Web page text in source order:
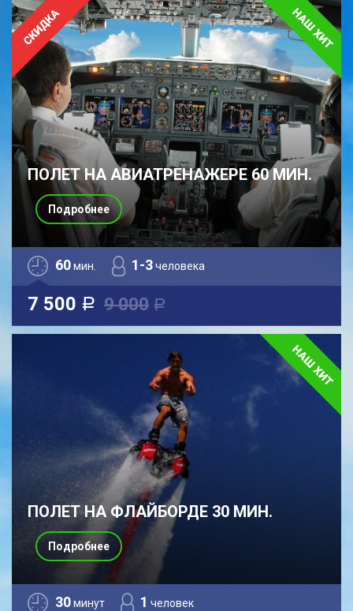
ПОЛЕТ НА АВИАТРЕНАЖЕРЕ 60 МИН.
60мин. 1-3человека
7 500 a 9 000 a
Подробнее
ПОЛЕТ НА ФЛАЙБОРДЕ 30 МИН.
30минут 1 человек
Подробнее